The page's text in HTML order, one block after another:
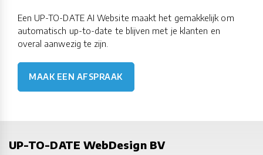
Een UP-TO-DATE AI Website maakt het gemakkelijk om
automatisch up-to-date te blijven met je klanten en
overal aanwezig te zijn.
MAAK EEN AFSPRAAK
UP-TO-DATE WebDesign BV